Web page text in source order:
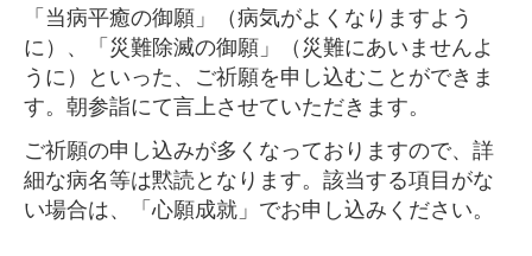
「当病平癒の御願」（病気がよくなりますよう
に）、「災難除滅の御願」（災難にあいませんよ
うに）といった、ご祈願を申し込むことができま
す。朝参詣にて言上させていただきます。
ご祈願の申し込みが多くなっておりますので、詳
細な病名等は黙読となります。該当する項目がな
い場合は、「心願成就」でお申し込みください。